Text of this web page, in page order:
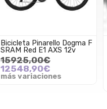
Bicicleta Pinarello Dogma F
SRAM Red E1 AXS 12v
15925,00€
12548,90€
más variaciones